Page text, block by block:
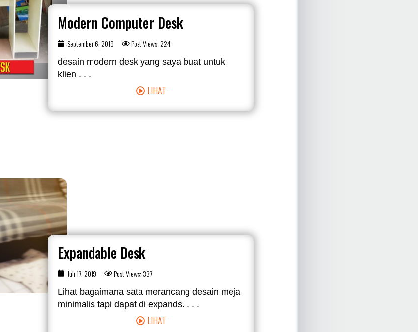
Modern Computer Desk
September 6, 2019 Post Views: 224
desain modern desk yang saya buat untuk
klien . . .
LIHAT
Expandable Desk
Juli 17, 2019 Post Views: 337
Lihat bagaimana sata merancang desain meja
minimalis tapi dapat di expands. . . .
LIHAT